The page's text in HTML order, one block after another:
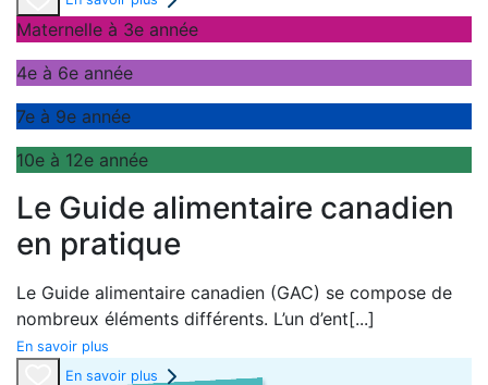
Maternelle à 3e année
4e à 6e année
7e à 9e année
10e à 12e année
Le Guide alimentaire canadien
en pratique
Le Guide alimentaire canadien (GAC) se compose de
nombreux éléments différents. L’un d’ent[...]
En savoir plus
En savoir plus